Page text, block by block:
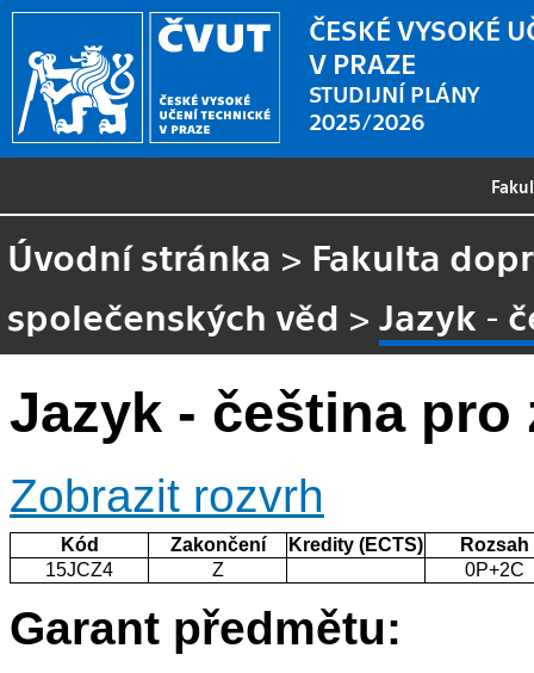
ČESKÉ VYSOKÉ
V PRAZE
STUDIJNÍ PLÁNY
2025/2026
Úvodní stránka > Fakulta
společenských věd >Jazyk -
Jazyk - čeština
Zobrazit rozvrh
Kód Zakončení Kredity (ECTS)
Rozsah
15JCZ4
Z 0P+2C
Garant předmětu: